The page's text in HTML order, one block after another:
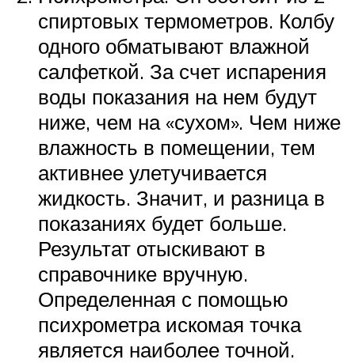
спиртовых термометров. Колбу
одного обматывают влажной
салфеткой. За счет испарения
воды показания на нем будут
ниже, чем на «сухом». Чем ниже
влажность в помещении, тем
активнее улетучивается
жидкость. Значит, и разница в
показаниях будет больше.
Результат отыскивают в
справочнике вручную.
Определенная с помощью
психрометра искомая точка
является наиболее точной.